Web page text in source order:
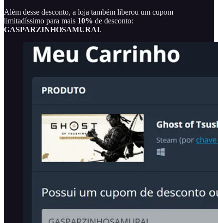
Além desse desconto, a loja também liberou um cupom
limitadíssimo para mais 10% de desconto:
GASPARZINHOSAMURAI.